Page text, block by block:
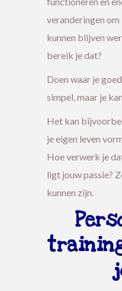
veranderingen
kunnen blijven
bereik je dat?
Doen waar je
simpel, maar je
Het kan
je eigen leven
Hoe verwerk je
ligt jouw passie?
kunnen zijn.